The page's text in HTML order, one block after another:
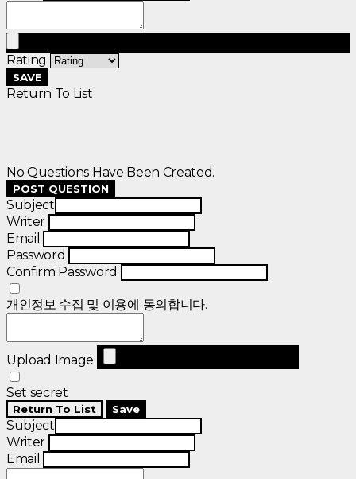
Rating
SAVE
Return To List
No Questions Have Been Created.
POST QUESTION
Subject
Writer
Email
Password
Confirm Password
개인정보 수집 및 이용에 동의합니다.
Upload Image
Set secret
Return To List Save
Subject
Writer
Email